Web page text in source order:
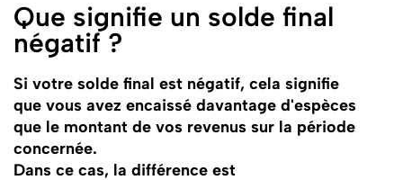
Que signifie un solde final
négatif ?
Si votre solde final est négatif, cela signifie
que vous avez encaissé davantage d'espèces
que le montant de vos revenus sur la période
concernée.
Dans ce cas, la différence est